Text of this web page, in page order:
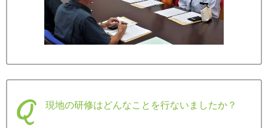
現地の研修はどんなことを行ないましたか？